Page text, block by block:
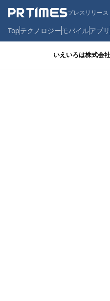
プレスリリー
Topテクノロジーモバイルアプリ
いえいろは株式会社